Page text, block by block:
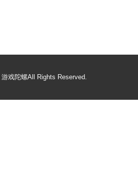
游戏陀螺All Rights Reserved.